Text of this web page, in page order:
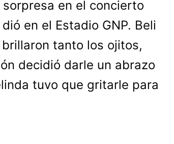
en el concierto
en el Estadio GNP. Beli
tanto los ojitos,
decidió darle un abrazo
tuvo que gritarle para